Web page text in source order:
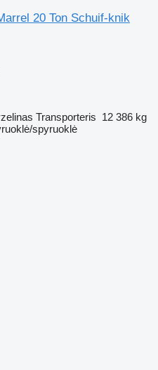
20 Ton Schuif-knik
Transporteris 12 386 kg
spyruoklė